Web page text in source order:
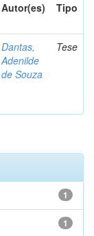
Autor(es) Tipo
Dantas,
Adenilde
de Souza
Tese
1
1